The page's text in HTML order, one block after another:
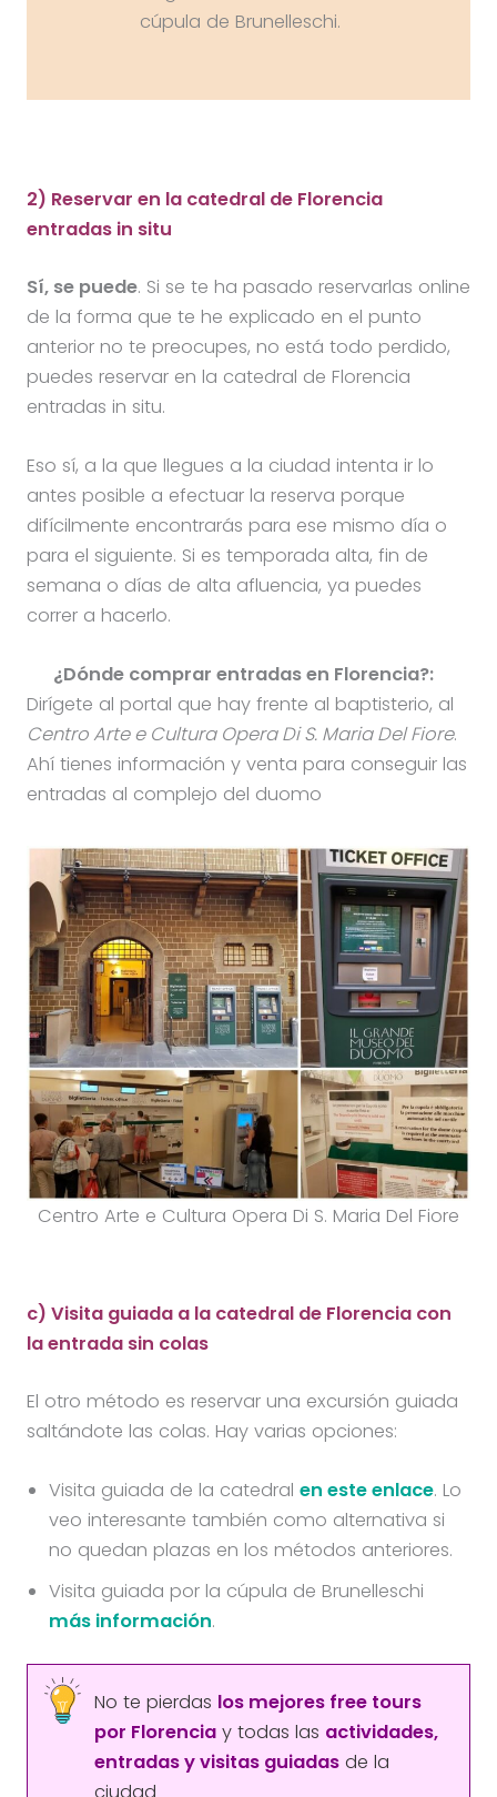
cúpula de Brunelleschi.
2) Reservar en la catedral de Florencia
entradas in situ
Sí, se puede. Si se te ha pasado reservarlas online
de la forma que te he explicado en el punto
anterior no te preocupes, no está todo perdido,
puedes reservar en la catedral de Florencia
entradas in situ.
Eso sí, a la que llegues a la ciudad intenta ir lo
antes posible a efectuar la reserva porque
difícilmente encontrarás para ese mismo día o
para el siguiente. Si es temporada alta, fin de
semana o días de alta afluencia, ya puedes
correr a hacerlo.
¿Dónde comprar entradas en Florencia?:
Dirígete al portal que hay frente al baptisterio, al
Centro Arte e Cultura Opera Di S. Maria Del Fiore.
Ahí tienes información y venta para conseguir las
entradas al complejo del duomo
Centro Arte e Cultura Opera Di S. Maria Del Fiore
c) Visita guiada a la catedral de Florencia con
la entrada sin colas
El otro método es reservar una excursión guiada
saltándote las colas. Hay varias opciones:
Visita guiada de la catedral en este enlace. Lo
veo interesante también como alternativa si
no quedan plazas en los métodos anteriores.
Visita guiada por la cúpula de Brunelleschi
más información.
No te pierdas los mejores free tours
por Florenciay todas las actividades,
entradas y visitas guiadasde la
ciudad